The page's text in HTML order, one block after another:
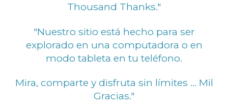
Thousand Thanks."
"Nuestro sitio está hecho para ser
explorado en una computadora o en
modo tableta en tu teléfono.
Mira, comparte y disfruta sin límites ... Mil
Gracias."